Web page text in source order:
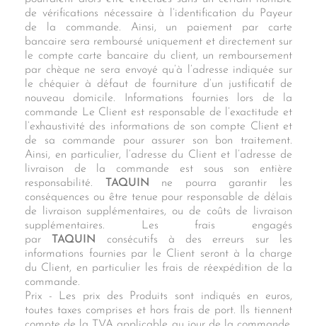
de vérifications nécessaire à l’identification du Payeur
de la commande. Ainsi, un paiement par carte
bancaire sera remboursé uniquement et directement sur
le compte carte bancaire du client, un remboursement
par chèque ne sera envoyé qu’à l’adresse indiquée sur
le chéquier à défaut de fourniture d’un justificatif de
nouveau domicile. Informations fournies lors de la
commande Le Client est responsable de l’exactitude et
l’exhaustivité des informations de son compte Client et
de sa commande pour assurer son bon traitement.
Ainsi, en particulier, l’adresse du Client et l’adresse de
livraison de la commande est sous son entière
responsabilité.
TAQUIN
ne pourra garantir les
conséquences ou être tenue pour responsable de délais
de livraison supplémentaires, ou de coûts de livraison
supplémentaires. Les frais engagés
par
TAQUIN
consécutifs à des erreurs sur les
informations fournies par le Client seront à la charge
du Client, en particulier les frais de réexpédition de la
commande.
Prix - Les prix des Produits sont indiqués en euros,
toutes taxes comprises et hors frais de port. Ils tiennent